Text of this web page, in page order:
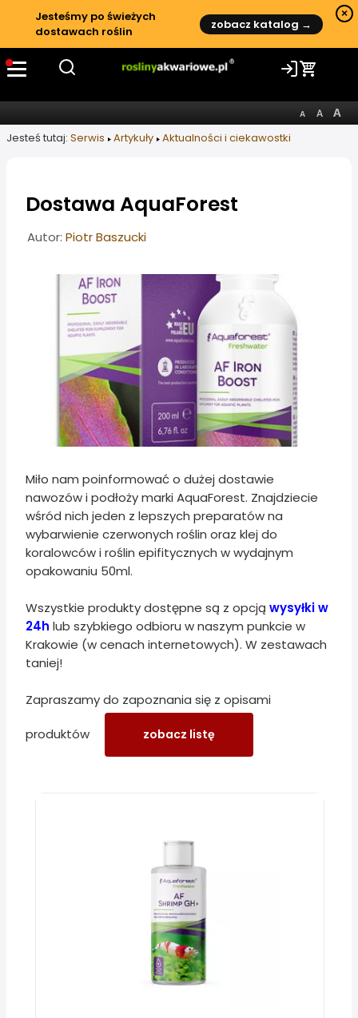
Jesteśmy po świeżych
dostawach roślin
zobacz katalog →
×
Jesteś tutaj: Serwis Artykuły Aktualności i ciekawostki
Dostawa AquaForest
Informacje o artykule
Autor: Piotr Baszucki
Miło nam poinformować o dużej dostawie
nawozów i podłoży marki AquaForest. Znajdziecie
wśród nich jeden z lepszych preparatów na
wybarwienie czerwonych roślin oraz klej do
koralowców i roślin epifitycznych w wydajnym
opakowaniu 50ml.
Wszystkie produkty dostępne są z opcją wysyłki w
24h lub szybkiego odbioru w naszym punkcie w
Krakowie (w cenach internetowych). W zestawach
taniej!
Zapraszamy do zapoznania się z opisami
produktów zobacz listę